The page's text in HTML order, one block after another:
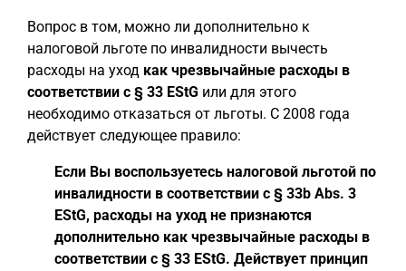
Вопрос в том, можно ли дополнительно к
налоговой льготе по инвалидности вычесть
расходы на уход как чрезвычайные расходы в
соответствии с § 33 EStG или для этого
необходимо отказаться от льготы. С 2008 года
действует следующее правило:
Если Вы воспользуетесь налоговой льготой по
инвалидности в соответствии с § 33b Abs. 3
EStG, расходы на уход не признаются
дополнительно как чрезвычайные расходы в
соответствии с § 33 EStG. Действует принцип